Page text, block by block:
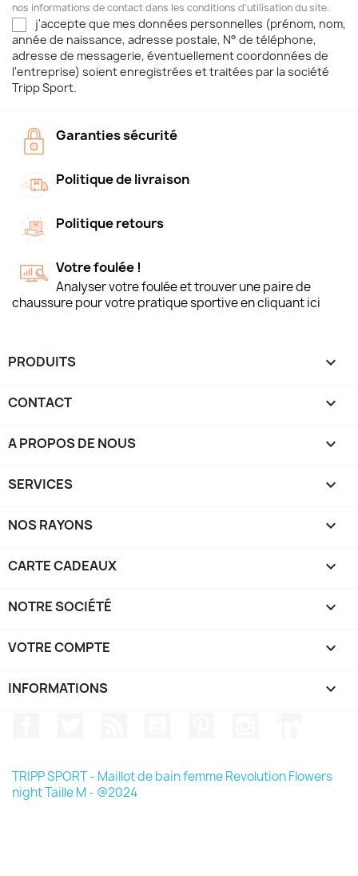
nos informations de contact dans les conditions d'utilisation du site.
j'accepte que mes données personnelles (prénom, nom,
année de naissance, adresse postale, N° de téléphone,
adresse de messagerie, éventuellement coordonnées de
l'entreprise) soient enregistrées et traitées par la société
Tripp Sport.
Garanties sécurité
Politique de livraison
Politique retours
Votre foulée !
Analyser votre foulée et trouver une paire de
chaussure pour votre pratique sportive en cliquant ici
PRODUITS 
CONTACT 
A PROPOS DE NOUS 
SERVICES 
NOS RAYONS 
CARTE CADEAUX 
NOTRE SOCIÉTÉ 
VOTRE COMPTE 
INFORMATIONS keyboard_arrow_down
TRIPP SPORT - Maillot de bain femme Revolution Flowers
night Taille M - @2024